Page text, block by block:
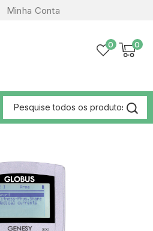
Minha Conta
0
0